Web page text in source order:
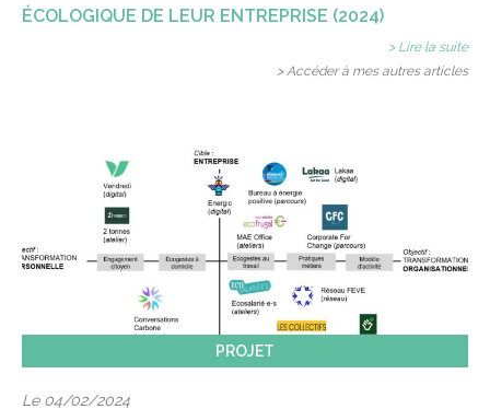
ÉCOLOGIQUE DE LEUR ENTREPRISE (2024)
> Lire la suite
> Accéder à mes autres articles
PROJET
Le 04/02/2024